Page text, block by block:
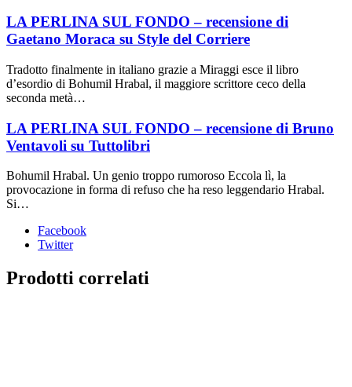
LA PERLINA SUL FONDO – recensione di
Gaetano Moraca su Style del Corriere
Tradotto finalmente in italiano grazie a Miraggi esce il libro
d’esordio di Bohumil Hrabal, il maggiore scrittore ceco della
seconda metà…
LA PERLINA SUL FONDO – recensione di Bruno
Ventavoli su Tuttolibri
Bohumil Hrabal. Un genio troppo rumoroso Eccola lì, la
provocazione in forma di refuso che ha reso leggendario Hrabal.
Si…
Facebook
Twitter
Prodotti correlati